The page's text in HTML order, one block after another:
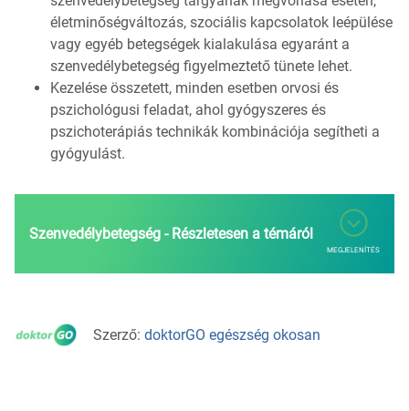
életminőségváltozás, szociális kapcsolatok leépülése
vagy egyéb betegségek kialakulása egyaránt a
szenvedélybetegség figyelmeztető tünete lehet.
Kezelése összetett, minden esetben orvosi és
pszichológusi feladat, ahol gyógyszeres és
pszichoterápiás technikák kombinációja segítheti a
gyógyulást.
Szenvedélybetegség - Részletesen a témáról
MEGJELENÍTÉS
Szerző: doktorGO egészség okosan